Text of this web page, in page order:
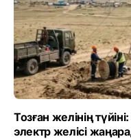
Тозған желінің
электр желісі